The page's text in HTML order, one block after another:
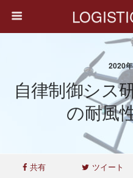
2020
自律制御シス
の耐風
共有 ツイート